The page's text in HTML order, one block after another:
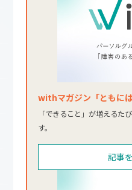
withマガジン「ともに
「できること」が増えるた
す。
記事